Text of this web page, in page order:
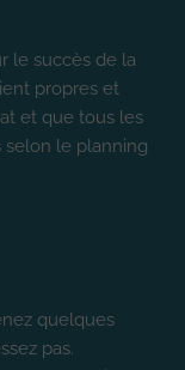
le succès de la
propres et
et que tous les
selon le planning
quelques
pas.